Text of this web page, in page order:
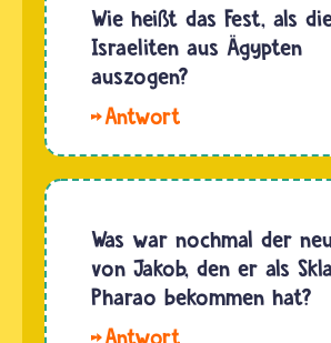
Wie heißt das Fest, als
Israeliten aus Ägypten
auszogen?
Fest, das
Auszug
der
Israeliten
Was war nochmal der
von Jakob, den er als
Pharao bekommen hat?